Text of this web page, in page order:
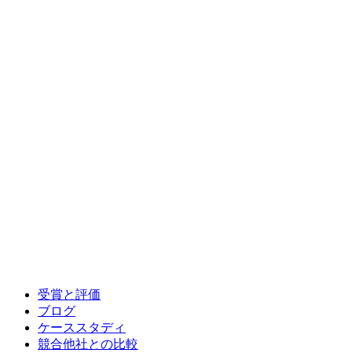
受賞と評価
ブログ
ケーススタディ
競合他社との比較